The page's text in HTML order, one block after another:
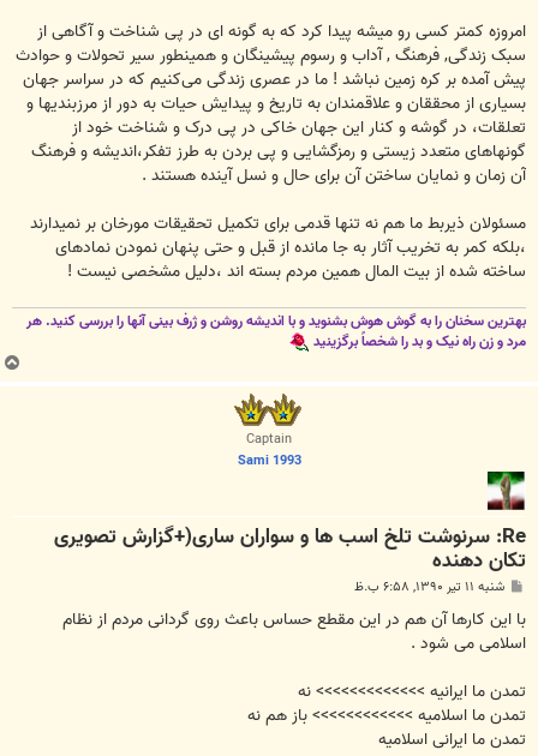
امروزه کمتر کسی‌ رو میشه پیدا کرد که به گونه ای در پی‌ شناخت و آگاهی‌ از
سبک زندگی‌, فرهنگ , آداب و رسوم پیشینگان و همینطور سیر تحولات و حوادث
پیش آمده بر کره زمین نباشد ! ما در عصری زندگی‌ می‌کنیم که در سراسر جهان
بسیاری از محققان و علاقمندان به تاریخ و پیدایش حیات به دور از مرزبندیها و
تعلقات، در گوشه و کنار این جهان خاکی در پی‌ درک و شناخت خود از
گونها‌های متعدد زیستی‌ و رمزگشایی و پی‌ بردن به طرز تفکر،اندیشه و فرهنگ
آن زمان و نمایان ساختن آن برای حال و نسل آینده هستند .
مسئولان ذیربط ما هم نه‌ تنها قدمی‌ برای تکمیل تحقیقات مورخان بر نمیدارند
،بلکه کمر به تخریب آثار به جا مانده از قبل و حتی پنهان نمودن نمادهای
ساخته شده از بیت المال همین مردم بسته اند ،دلیل مشخصی‌ نیست !
بهترین سخنان را به گوش هوش بشنوید و با اندیشه روشن و ژرف بینی آنها را بررسی کنید. هر
مرد و زن راه نیک و بد را شخصاً برگزینید
ب
ا
Captain
Sami 1993
Re: سرنوشت تلخ اسب ها و سواران ساری(+گزارش تصویری
تکان دهنده
پ
ت
شنبه ۱۱ تیر ۱۳۹۰, ۶:۵۸ ب.ظ
با این کارها آن هم در این مقطع حساس باعث روی گردانی مردم از نظام
اسلامی می شود .
تمدن ما ایرانیه >>>>>>>>>>>>> نه
تمدن ما اسلامیه >>>>>>>>>>>> باز هم نه
تمدن ما ایرانی اسلامیه